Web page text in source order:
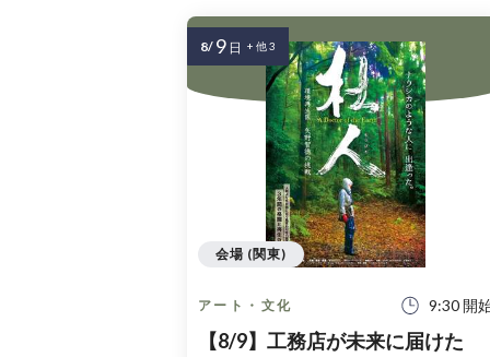
アート・文化 9:30 開
【8/9】工務店が未来に届けた
会場 (関東)
8/ 9 日 + 他 3